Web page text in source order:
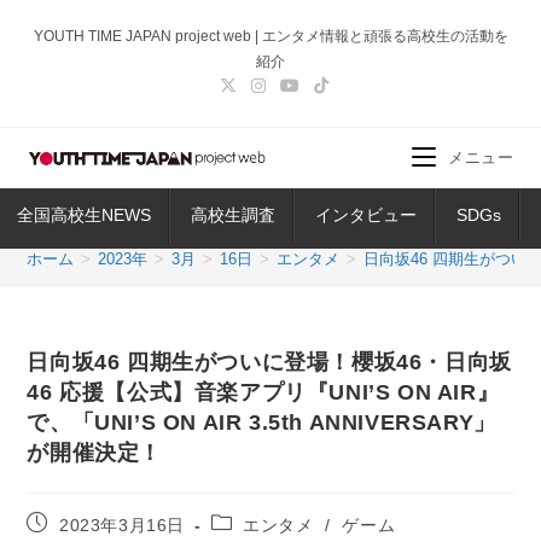
ス
ッ
YOUTH TIME JAPAN project web | エンタメ情報と頑張る高校生の活動を
紹介
全国高校生NEWS 高校生調査 インタビュー SDGs
メニュー
ホーム > 2023年 > 3月 > 16日 > エンタメ > 日向坂46 四期生がつい
日向坂46 四期生がついに登場！櫻坂46・日向坂
46 応援【公式】音楽アプリ『UNI’S ON AIR』
で、「UNI’S ON AIR 3.5th ANNIVERSARY」
が開催決定！
投
2023年3月16日
投
エンタメ / ゲーム